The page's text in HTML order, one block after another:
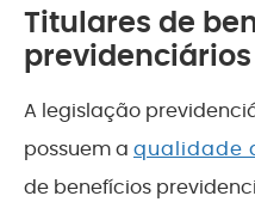
Titulares de
previdenciários
A legislação
possuem a qualidade
de benefícios